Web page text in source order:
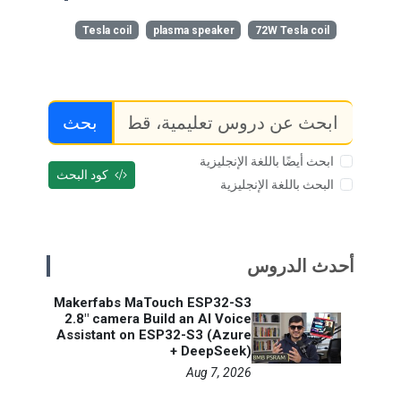
72W Tesla coil
plasma speaker
Tesla coil
بحث
ابحث أيضًا باللغة الإنجليزية
البحث باللغة الإنجليزية
كود البحث
أحدث الدروس
Makerfabs MaTouch ESP32-S3
2.8" camera Build an AI Voice
Assistant on ESP32-S3 (Azure
+ DeepSeek)
Aug 7, 2026